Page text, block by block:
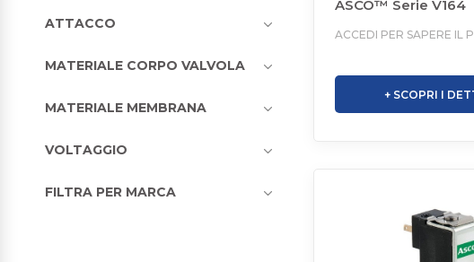
ATTACCO
MATERIALE CORPO VALVOLA
MATERIALE MEMBRANA
VOLTAGGIO
FILTRA PER MARCA
ASCO™ Serie V164
ACCEDI PER SAPERE IL
+ SCOPRI I